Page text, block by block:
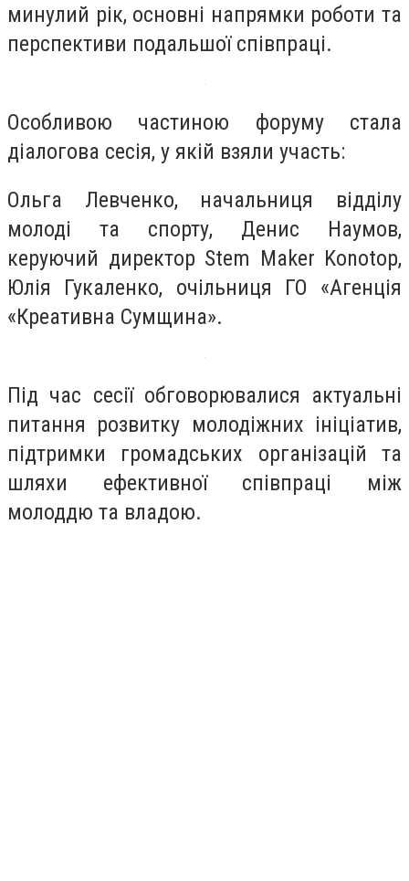
минулий рік, основні напрямки роботи та
перспективи подальшої співпраці.
Особливою частиною форуму стала
діалогова сесія, у якій взяли участь:
Ольга Левченко, начальниця відділу
молоді та спорту, Денис Наумов,
керуючий директор Stem Maker Konotop,
Юлія Гукаленко, очільниця ГО «Агенція
«Креативна Сумщина».
Під час сесії обговорювалися актуальні
питання розвитку молодіжних ініціатив,
підтримки громадських організацій та
шляхи ефективної співпраці між
молоддю та владою.